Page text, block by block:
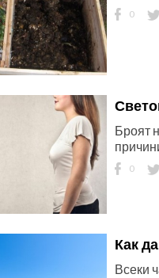
0
Броят
0
Как
Всеки